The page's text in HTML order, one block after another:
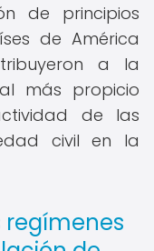
de principios
de América
a la
más propicio
de las
civil en la
regímenes